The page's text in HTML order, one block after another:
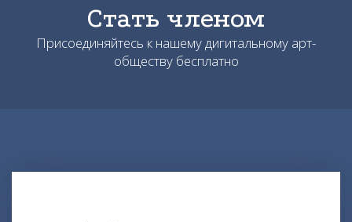
Стать членом
Присоединяйтесь к нашему дигитальному арт-
обществу бесплатно